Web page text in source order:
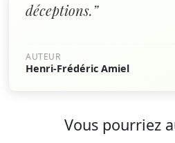
déceptions.”
AUTEUR
Henri-Frédéric Amiel
Vous pourriez